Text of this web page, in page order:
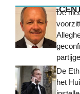
MEEST
De
De
het